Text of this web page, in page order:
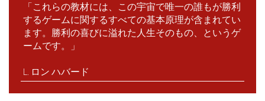
「これらの教材には、この宇宙で唯一の誰もが勝利
するゲームに関するすべての基本原理が含まれてい
ます。勝利の喜びに溢れた人生そのもの、というゲ
ームです。」
L. ロン ハバード